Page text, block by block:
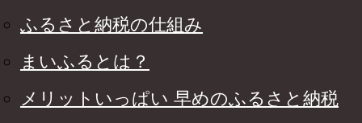
ふるさと納税の仕組み
まいふるとは？
メリットいっぱい 早めのふるさと納税